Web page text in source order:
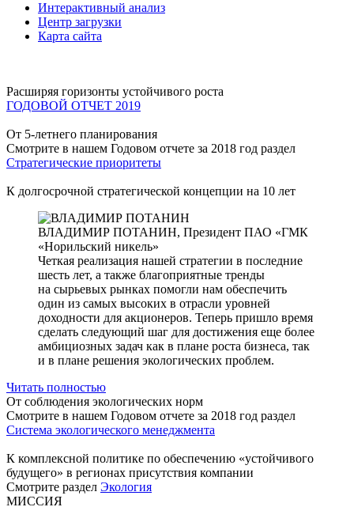
Интерактивный анализ
Центр загрузки
Карта сайта
Расширяя горизонты устойчивого роста
ГОДОВОЙ ОТЧЕТ 2019
От 5-летнего планирования
Смотрите в нашем Годовом отчете за 2018 год раздел
Стратегические приоритеты
К долгосрочной стратегической концепции на 10 лет
ВЛАДИМИР ПОТАНИН, Президент ПАО «ГМК
«Норильский никель»
Четкая реализация нашей стратегии в последние
шесть лет, а также благоприятные тренды
на сырьевых рынках помогли нам обеспечить
один из самых высоких в отрасли уровней
доходности для акционеров. Теперь пришло время
сделать следующий шаг для достижения еще более
амбициозных задач как в плане роста бизнеса, так
и в плане решения экологических проблем.
Читать полностью
От соблюдения экологических норм
Смотрите в нашем Годовом отчете за 2018 год раздел
Система экологического менеджмента
К комплексной политике по обеспечению «устойчивого
будущего» в регионах присутствия компании
Смотрите раздел Экология
МИССИЯ